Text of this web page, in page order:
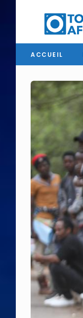
ACCUEIL